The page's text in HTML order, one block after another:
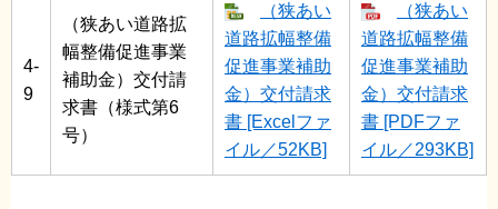
4-
9
（狭あい道路拡
幅整備促進事業
補助金）交付請
求書（様式第6
号）
（狭あい
道路拡幅整備
促進事業補助
金）交付請求
書 [Excelファ
イル／52KB]
（狭あい
道路拡幅整備
促進事業補助
金）交付請求
書 [PDFファ
イル／293KB]